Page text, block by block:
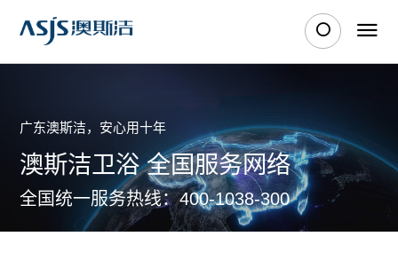
广东澳斯洁，安心用十年
澳斯洁卫浴 全国服务网络
全国统一服务热线：400-1038-300